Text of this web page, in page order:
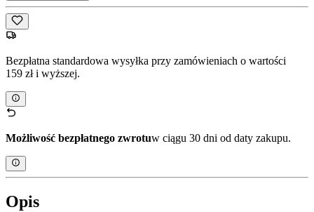
Bezpłatna standardowa wysyłka przy zamówieniach o wartości
159 zł i wyższej.
Możliwość bezpłatnego zwrotuw ciągu 30 dni od daty zakupu.
Opis